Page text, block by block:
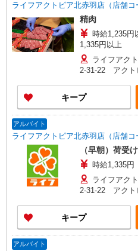
ライフアクトピア北赤羽店（店舗コ
精肉
時給1,235円以上 17時以降は時給＋
1,335円以上
ライフアク
2-31-22 アクト
キープ
アルバイト
ライフアクトピア北赤羽店（店舗コ
（早朝）荷受
時給1,335円
ライフアク
2-31-22 アクト
キープ
アルバイト